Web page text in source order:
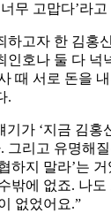
무 고맙다’라
하고자 한 김홍
인호나 둘 다 넉
때 서로 돈을
.
기가 ‘지금 김
그리고 유명해
하지 말라’는 거
밖에 없죠. 나
없었어요.”